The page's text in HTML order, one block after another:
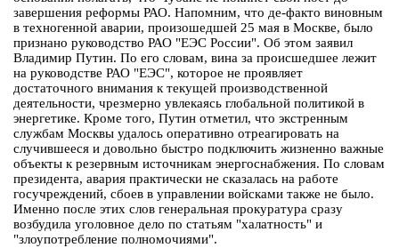
завершения реформы РАО. Напомним, что де-факто виновным
в техногенной аварии, произошедшей 25 мая в Москве, было
признано руководство РАО "ЕЭС России". Об этом заявил
Владимир Путин. По его словам, вина за происшедшее лежит
на руководстве РАО "ЕЭС", которое не проявляет
достаточного внимания к текущей производственной
деятельности, чрезмерно увлекаясь глобальной политикой в
энергетике. Кроме того, Путин отметил, что экстренным
службам Москвы удалось оперативно отреагировать на
случившееся и довольно быстро подключить жизненно важные
объекты к резервным источникам энергоснабжения. По словам
президента, авария практически не сказалась на работе
госучреждений, сбоев в управлении войсками также не было.
Именно после этих слов генеральная прокуратура сразу
возбудила уголовное дело по статьям "халатность" и
"злоупотребление полномочиями".